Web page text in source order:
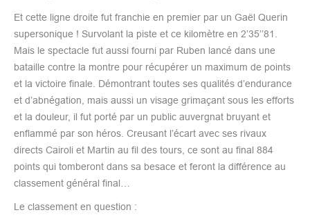
Et cette ligne droite fut franchie en premier par un Gaël Querin
supersonique ! Survolant la piste et ce kilomètre en 2’35’’81.
Mais le spectacle fut aussi fourni par Ruben lancé dans une
bataille contre la montre pour récupérer un maximum de points
et la victoire finale. Démontrant toutes ses qualités d’endurance
et d’abnégation, mais aussi un visage grimaçant sous les efforts
et la douleur, il fut porté par un public auvergnat bruyant et
enflammé par son héros. Creusant l’écart avec ses rivaux
directs Cairoli et Martin au fil des tours, ce sont au final 884
points qui tomberont dans sa besace et feront la différence au
classement général final…
Le classement en question :